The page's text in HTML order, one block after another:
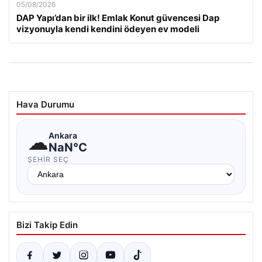
05/08/2026
DAP Yapı’dan bir ilk! Emlak Konut güvencesi Dap
vizyonuyla kendi kendini ödeyen ev modeli
Hava Durumu
☁Ankara
NaN°C
ŞEHIR SEÇ
Bizi Takip Edin